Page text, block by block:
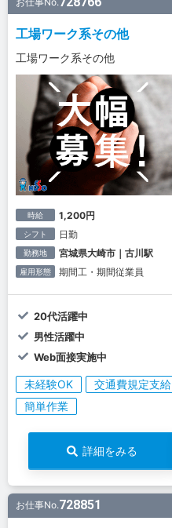
工場ワーク系その他
工場ワーク系その他
時給 1,200円
シフト 日勤
勤務地 宮城県大崎市｜古川駅
雇用形態 期間工・期間従業員
20代活躍中
男性活躍中
Web面接実施中
未経験OK 交通費規定支給
簡単作業
詳細をみる
お仕事No.728851